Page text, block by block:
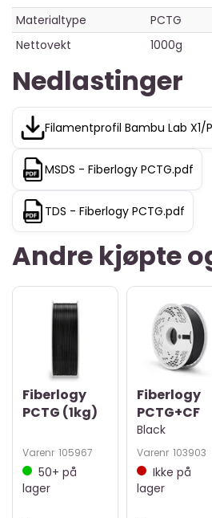
Materialtype
PCTG
Nettovekt
1000g
Nedlastinger
Filamentprofil Bambu Lab X1/
MSDS - Fiberlogy PCTG.pdf
TDS - Fiberlogy PCTG.pdf
Andre kjøpte
Fiberlogy
PCTG (1kg)
Varenr 105967
50+ på
lager
Fiberlogy
PCTG+CF
Black
Varenr 103903
Ikke på
lager